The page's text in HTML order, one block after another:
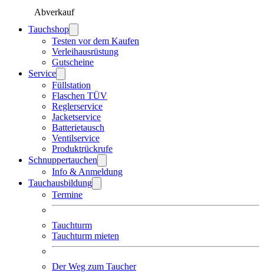
Abverkauf
Tauchshop
Testen vor dem Kaufen
Verleihausrüstung
Gutscheine
Service
Füllstation
Flaschen TÜV
Reglerservice
Jacketservice
Batterietausch
Ventilservice
Produktrückrufe
Schnuppertauchen
Info & Anmeldung
Tauchausbildung
Termine
Tauchturm
Tauchturm mieten
Der Weg zum Taucher